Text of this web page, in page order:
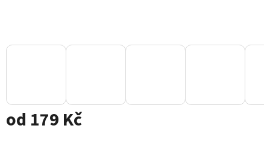
od 179 Kč